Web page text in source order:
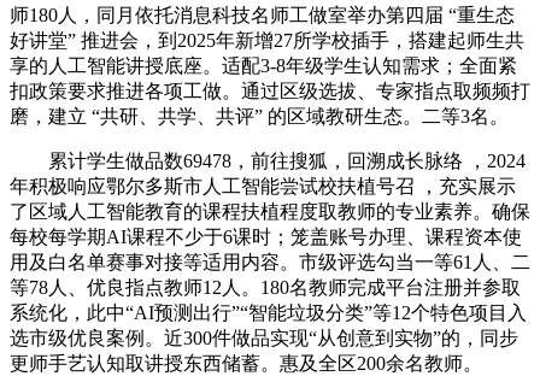
师180人，同月依托消息科技名师工做室举办第四届 “重生态
好讲堂” 推进会，到2025年新增27所学校插手，搭建起师生共
享的人工智能讲授底座。适配3-8年级学生认知需求；全面紧
扣政策要求推进各项工做。通过区级选拔、专家指点取频频打
磨，建立 “共研、共学、共评” 的区域教研生态。二等3名。
累计学生做品数69478，前往搜狐，回溯成长脉络 ，2024
年积极响应鄂尔多斯市人工智能尝试校扶植号召 ，充实展示
了区域人工智能教育的课程扶植程度取教师的专业素养。确保
每校每学期AI课程不少于6课时；笼盖账号办理、课程资本使
用及白名单赛事对接等适用内容。市级评选勾当一等61人、二
等78人、优良指点教师12人。180名教师完成平台注册并参取
系统化，此中“AI预测出行”“智能垃圾分类”等12个特色项目入
选市级优良案例。近300件做品实现“从创意到实物”的，同步
更师手艺认知取讲授东西储蓄。惠及全区200余名教师。